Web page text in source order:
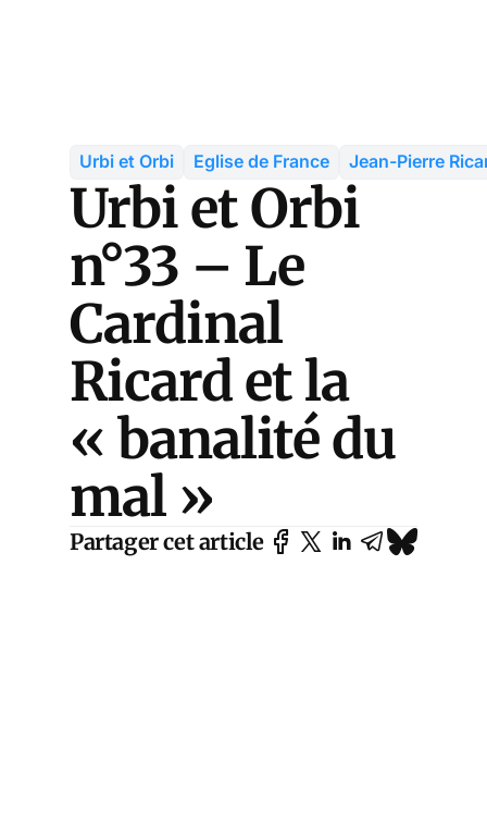
Urbi et Orbi Eglise de France Jean-Pierre
Urbi et Orbi
n°33 – Le
Cardinal
Ricard et la
« banalité du
mal »
Partager cet article